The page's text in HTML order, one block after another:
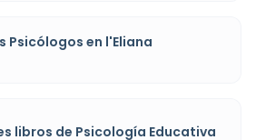
Psicólogos en l'Eliana
libros de Psicología Educativa